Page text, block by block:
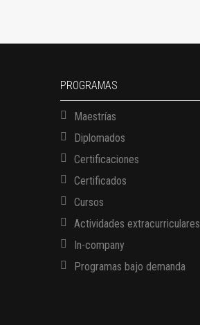
PROGRAMAS
Maestrías
Diplomados
Certificaciones
Certificados
Cursos
Actividades extracurriculares
In-company
Programas bajo demanda